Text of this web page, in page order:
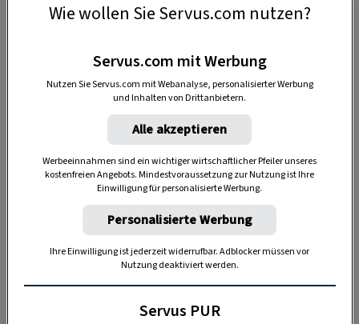
In der Sattler-Werkstatt
Ich trete durch die Tür, mein Blick fällt auf den
Arbeitstisch direkt gegenüber, das Licht darüber
flackert leicht. In der Luft liegt der Geruch von
altem Leder, Pferdeschweiß und Werkzeug –
altbekannt und vertraut. Mein Herz schlägt
gleich etwas schneller. Es ist ein schöner Anblick,
den die Werkstatt bietet, vielleicht etwas
chaotisch, aber auf ihre Art bezaubernd. Die
Arbeitsplatte ist kaum zu sehen, verdeckt von
Wie wollen Sie Servus.com nutzen?
Servus.com mit Werbung
Nutzen Sie Servus.com mit Webanalyse, personalisierter Werbung
und Inhalten von Drittanbietern.
Alle akzeptieren
Werbeeinnahmen sind ein wichtiger wirtschaftlicher Pfeiler unseres
kostenfreien Angebots. Mindestvoraussetzung zur Nutzung ist Ihre
Einwilligung für personalisierte Werbung.
Personalisierte Werbung
Ihre Einwilligung ist jederzeit widerrufbar. Adblocker müssen vor
Nutzung deaktiviert werden.
Servus PUR